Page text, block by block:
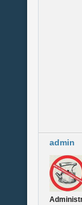
admin